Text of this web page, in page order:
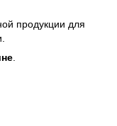
продукции для